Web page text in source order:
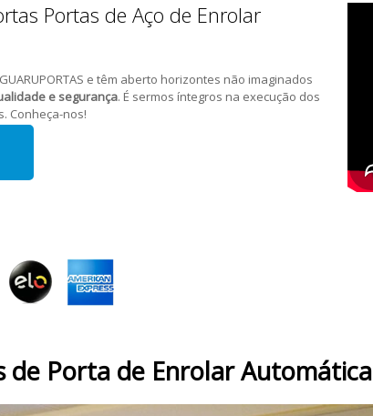
Portas de Aço de Enrolar
e têm aberto horizontes não imaginados
e segurança. É sermos íntegros na execução dos
Conheça-nos!
de Porta de Enrolar Automática